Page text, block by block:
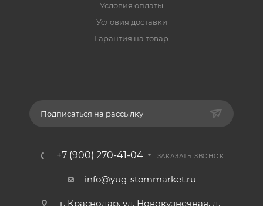
Условия оплаты
Условия доставки
Гарантия на товар
Подписаться на рассылку
+7 (900) 270-41-04 ЗАКАЗАТЬ ЗВОНОК
info@yug-stommarket.ru
г. Краснодар, ул. Новокузнечная, д.